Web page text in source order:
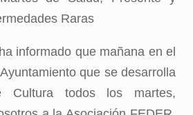
Raras
informado que mañana en el
que se desarrolla
todos los martes,